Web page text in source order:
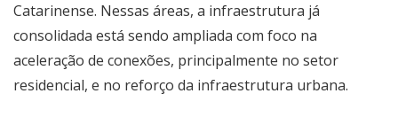
Catarinense. Nessas áreas, a infraestrutura já
consolidada está sendo ampliada com foco na
aceleração de conexões, principalmente no setor
residencial, e no reforço da infraestrutura urbana.